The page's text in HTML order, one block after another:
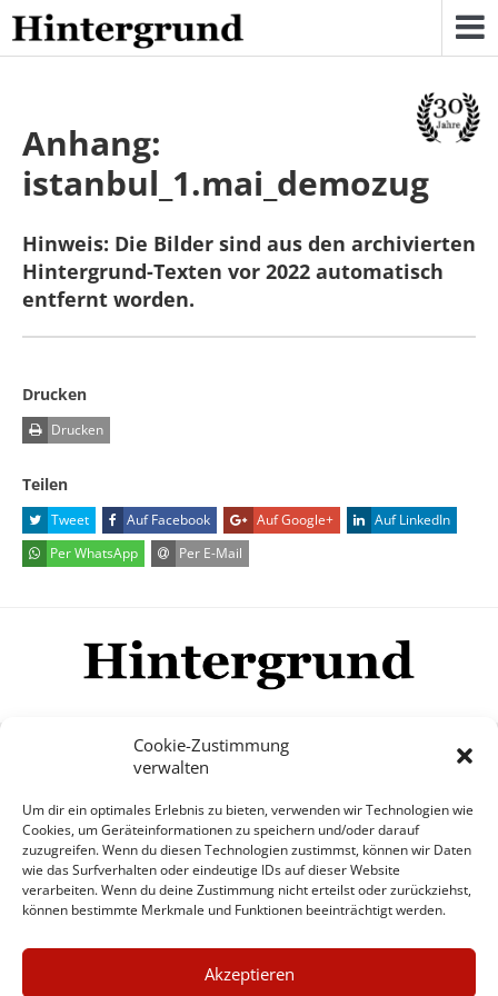
Cookie-Zustimmung
verwalten
Um dir ein optimales Erlebnis zu bieten, verwenden wir Technologien wie
Cookies, um Geräteinformationen zu speichern und/oder darauf
zuzugreifen. Wenn du diesen Technologien zustimmst, können wir Daten
wie das Surfverhalten oder eindeutige IDs auf dieser Website
verarbeiten. Wenn du deine Zustimmung nicht erteilst oder zurückziehst,
können bestimmte Merkmale und Funktionen beeinträchtigt werden.
Akzeptieren
Skip
to
content
Anhang:
istanbul_1.mai_demozug
Hinweis: Die Bilder sind aus den archivierten
Hintergrund-Texten vor 2022 automatisch
entfernt worden.
Drucken
Drucken
Teilen
Tweet Auf Facebook Auf Google+
Auf LinkedIn
Per WhatsApp
Per E-Mail
Mehr
© Copyright Hintergrund.de, 2015 - 2026
Zum Newsletter jetzt kostenlos
anmelden
×